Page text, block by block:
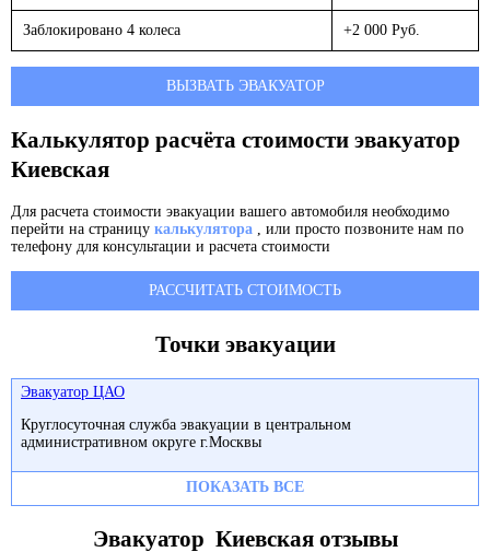
Заблокировано 4 колеса +2 000 Руб.
ВЫЗВАТЬ ЭВАКУАТОР
Калькулятор расчёта стоимости эвакуатор
Киевская
Для расчета стоимости эвакуации вашего автомобиля необходимо
перейти на страницу калькулятора , или просто позвоните нам по
телефону для консультации и расчета стоимости
РАССЧИТАТЬ СТОИМОСТЬ
Точки эвакуации
Эвакуатор ЦАО
Круглосуточная служба эвакуации в центральном
административном округе г.Москвы
ПОКАЗАТЬ ВСЕ
Эвакуатор Киевская отзывы